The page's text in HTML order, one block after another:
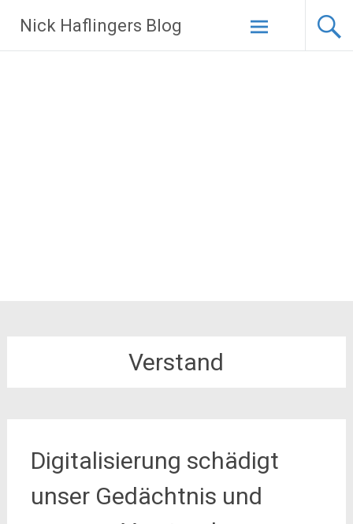
Inhalt
springen
Nick Haflingers Blog
Verstand
Digitalisierung schädigt
unser Gedächtnis und